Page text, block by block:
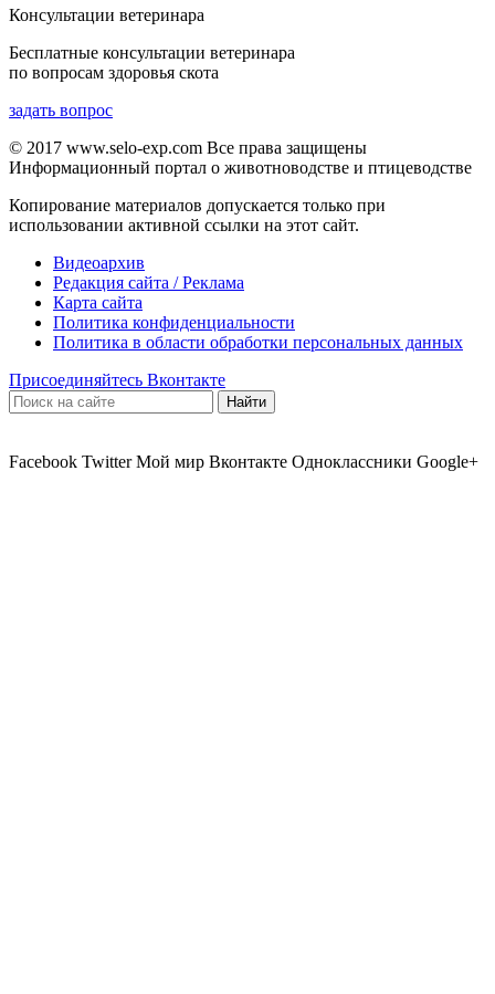
Консультации ветеринара
Бесплатные консультации ветеринара
по вопросам здоровья скота
задать вопрос
© 2017 www.selo-exp.com Все права защищены
Информационный портал о животноводстве и птицеводстве
Копирование материалов допускается только при
использовании активной ссылки на этот сайт.
Видеоархив
Редакция сайта / Реклама
Карта сайта
Политика конфиденциальности
Политика в области обработки персональных данных
Присоединяйтесь Вконтакте
Facebook Twitter Мой мир Вконтакте Одноклассники Google+